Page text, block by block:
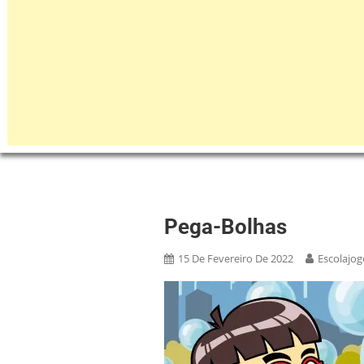
Pega-Bolhas
15 De Fevereiro De 2022